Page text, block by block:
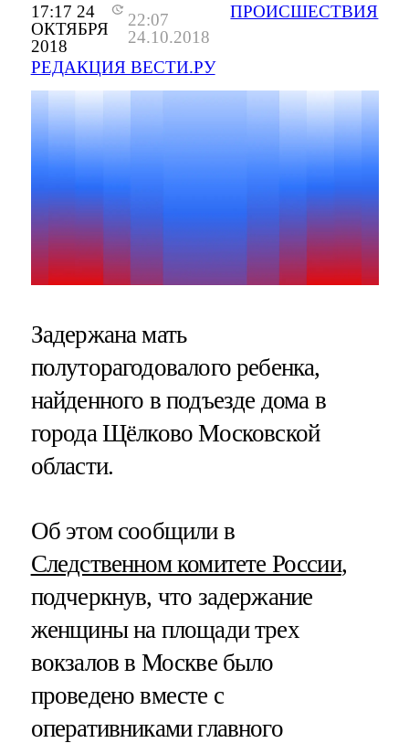
17:17 24
ОКТЯБРЯ
2018
22:07
24.10.2018
РЕДАКЦИЯ ВЕСТИ.РУ
ПРОИСШЕСТВИЯ
Задержана мать
полуторагодовалого ребенка,
найденного в подъезде дома в
города Щёлково Московской
области.
Об этом сообщили в
Следственном комитете России,
подчеркнув, что задержание
женщины на площади трех
вокзалов в Москве было
проведено вместе с
оперативниками главного